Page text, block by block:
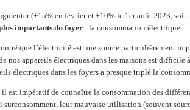
(+15% en février et +10% le 1er août 2023, soit
plus importants du foyer : la consommation électrique.
que l’électricité est une source particulièrement
nos appareils électriques dans les maisons est difficile
électriques dans les foyers a presque triplé la
est impératif de connaître la consommation des
surconsomment, leur mauvaise utilisation (souvent